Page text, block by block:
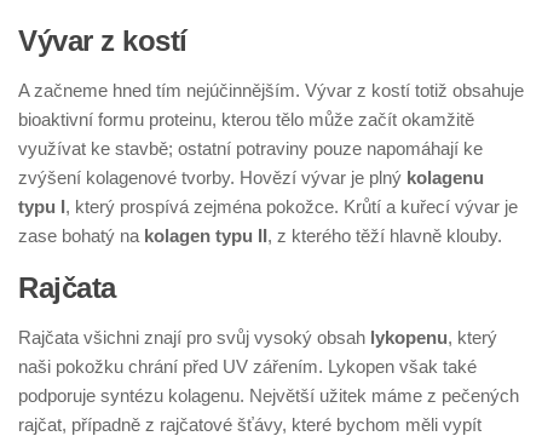
Vývar z kostí
A začneme hned tím nejúčinnějším. Vývar z kostí totiž obsahuje
bioaktivní formu proteinu, kterou tělo může začít okamžitě
využívat ke stavbě; ostatní potraviny pouze napomáhají ke
zvýšení kolagenové tvorby. Hovězí vývar je plný kolagenu
typu I, který prospívá zejména pokožce. Krůtí a kuřecí vývar je
zase bohatý na kolagen typu II, z kterého těží hlavně klouby.
Rajčata
Rajčata všichni znají pro svůj vysoký obsah lykopenu, který
naši pokožku chrání před UV zářením. Lykopen však také
podporuje syntézu kolagenu. Největší užitek máme z pečených
rajčat, případně z rajčatové šťávy, které bychom měli vypít